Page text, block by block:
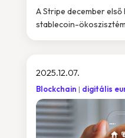
A Stripe december
stablecoin-
2025.12.07.
Blockchain digitális